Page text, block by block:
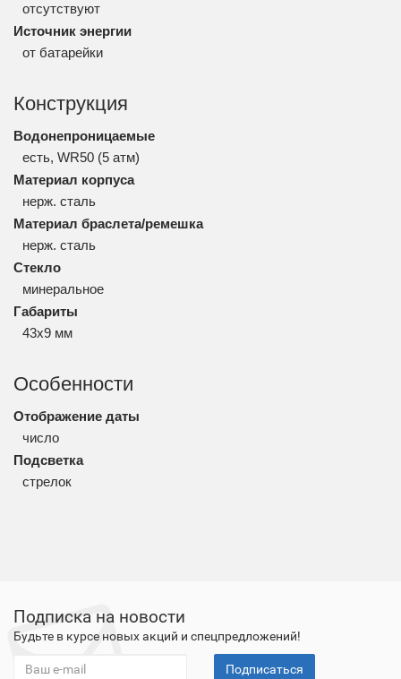
отсутствуют
Источник энергии
от батарейки
Конструкция
Водонепроницаемые
есть, WR50 (5 атм)
Материал корпуса
нерж. сталь
Материал браслета/ремешка
нерж. сталь
Стекло
минеральное
Габариты
43x9 мм
Особенности
Отображение даты
число
Подсветка
стрелок
Подписка на новости
Будьте в курсе новых акций и спецпредложений!
Подписаться